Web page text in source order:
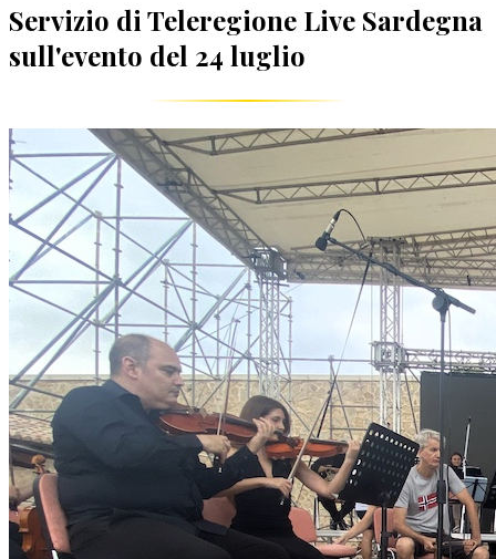
Servizio di Teleregione Live Sardegna
sull'evento del 24 luglio